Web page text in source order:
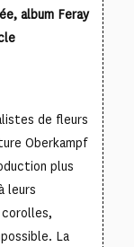
album Feray
de fleurs
Oberkampf
plus
leurs
La